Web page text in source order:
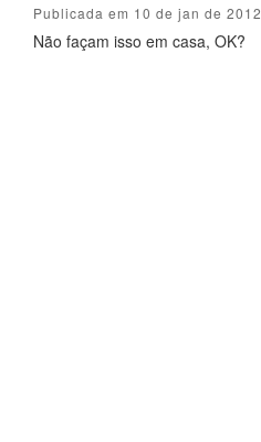
Publicada em 10 de jan de 2012
Não façam isso em casa, OK?